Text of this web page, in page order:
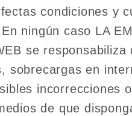
condiciones y
ningún caso LA
se responsabiliza
sobrecargas en
incorrecciones
de que